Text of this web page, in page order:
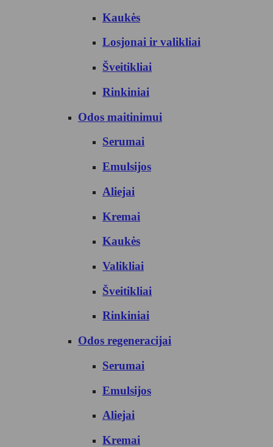
Kaukės
Losjonai ir valikliai
Šveitikliai
Rinkiniai
Odos maitinimui
Serumai
Emulsijos
Aliejai
Kremai
Kaukės
Valikliai
Šveitikliai
Rinkiniai
Odos regeneracijai
Serumai
Emulsijos
Aliejai
Kremai